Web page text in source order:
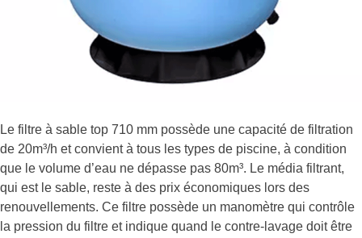
Le filtre à sable top 710 mm possède une capacité de filtration
de 20m³/h et convient à tous les types de piscine, à condition
que le volume d’eau ne dépasse pas 80m³. Le média filtrant,
qui est le sable, reste à des prix économiques lors des
renouvellements. Ce filtre possède un manomètre qui contrôle
la pression du filtre et indique quand le contre-lavage doit être